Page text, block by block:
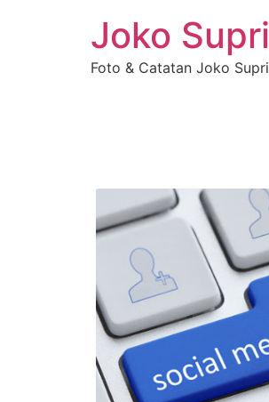
Joko
Foto & Catatan Joko